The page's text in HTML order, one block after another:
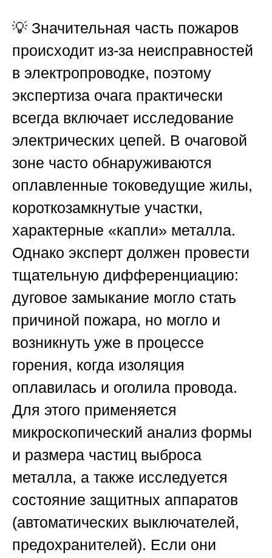
💡 Значительная часть пожаров
происходит из-за неисправностей
в электропроводке, поэтому
экспертиза очага практически
всегда включает исследование
электрических цепей. В очаговой
зоне часто обнаруживаются
оплавленные токоведущие жилы,
короткозамкнутые участки,
характерные «капли» металла.
Однако эксперт должен провести
тщательную дифференциацию:
дуговое замыкание могло стать
причиной пожара, но могло и
возникнуть уже в процессе
горения, когда изоляция
оплавилась и оголила провода.
Для этого применяется
микроскопический анализ формы
и размера частиц выброса
металла, а также исследуется
состояние защитных аппаратов
(автоматических выключателей,
предохранителей). Если они